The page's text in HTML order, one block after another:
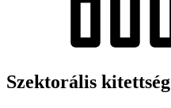
Szektorális kitettség